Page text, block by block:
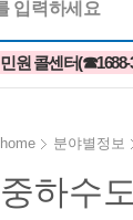
민원 콜센터(☎1688-
소식지/카
민원/참여
민원조정제
교육정보
home 분야별정보
중하수